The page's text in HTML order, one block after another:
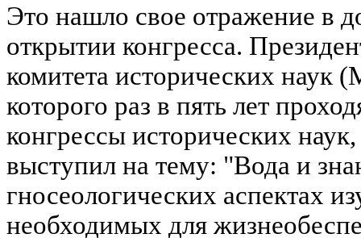
Это нашло свое отражение в
открытии конгресса.
комитета исторических
которого раз в пять лет
конгрессы исторических
выступил на тему: "Вода и
гносеологических аспектах
необходимых для